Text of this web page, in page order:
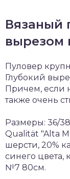
Вязаный
вырезом
Пуловер
Глубокий
Причем, если
также очень
Размеры: 36/
Qualität "Alta
шерсти, 20%
синего
№7 80см.